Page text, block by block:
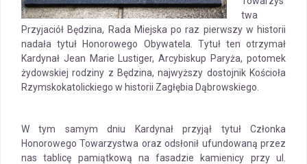
twa
Przyjaciół Będzina, Rada Miejska po raz pierwszy w historii
nadała tytuł Honorowego Obywatela. Tytuł ten otrzymał
Kardynał Jean Marie Lustiger, Arcybiskup Paryża, potomek
żydowskiej rodziny z Będzina, najwyższy dostojnik Kościoła
Rzymskokatolickiego w historii Zagłębia Dąbrowskiego.
W tym samym dniu Kardynał przyjął tytuł Członka
Honorowego Towarzystwa oraz odsłonił ufundowaną przez
nas tablicę pamiątkową na fasadzie kamienicy przy ul.